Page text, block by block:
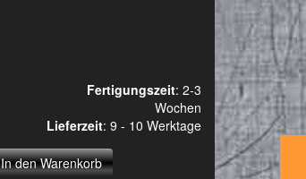
Fertigungszeit: 2-3
Wochen
Lieferzeit: 9 - 10 Werktage
In den Warenkorb